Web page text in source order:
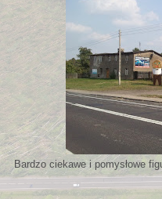
Bardzo ciekawe i pomysłowe